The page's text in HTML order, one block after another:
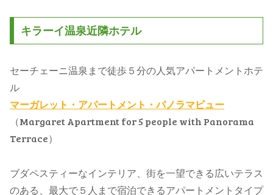
キラーイ温泉近隣ホテル
セーチェーニ温泉まで徒歩５分の人気アパートメントホテ
ル
マーガレット・アパートメント・パノラマビュー
（Margaret Apartment for 5 people with Panorama
Terrace）
ブダペスティーなインテリア、街を一望できる広いテラス
のある、最大で５人まで宿泊できるアパートメントタイプ